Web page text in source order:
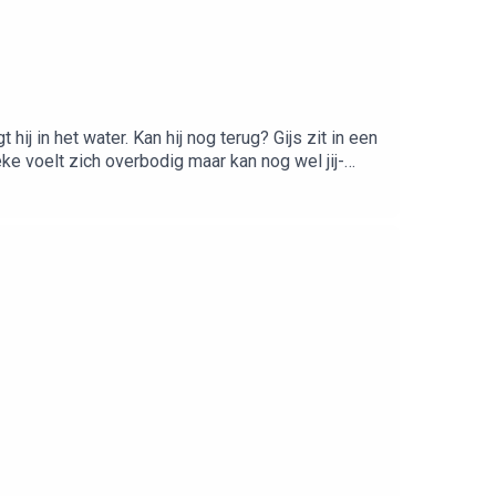
in het water. Kan hij nog terug? Gijs zit in een
voelt zich overbodig maar kan nog wel jij-
- De theaterpianist❤️ Insta:
je favoriete verhalen en luister
Starterpack. Bestel op
een mailtje naar: Adverteerders (direct):